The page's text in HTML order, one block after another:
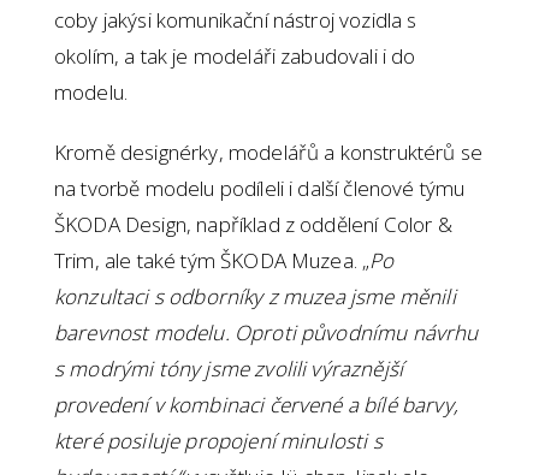
coby jakýsi komunikační nástroj vozidla s
okolím, a tak je modeláři zabudovali i do
modelu.
Kromě designérky, modelářů a konstruktérů se
na tvorbě modelu podíleli i další členové týmu
ŠKODA Design, například z oddělení Color &
Trim, ale také tým ŠKODA Muzea. „Po
konzultaci s odborníky z muzea jsme měnili
barevnost modelu. Oproti původnímu návrhu
s modrými tóny jsme zvolili výraznější
provedení v kombinaci červené a bílé barvy,
které posiluje propojení minulosti s